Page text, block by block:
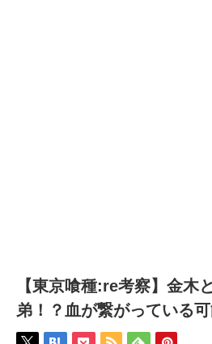
【東京喰種:re考察】金木
弟！？血が繋がっている